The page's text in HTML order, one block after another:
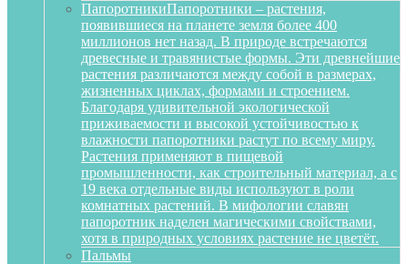
ПапоротникиПапоротники – растения,
появившиеся на планете земля более 400
миллионов нет назад. В природе встречаются
древесные и травянистые формы. Эти древнейшие
растения различаются между собой в размерах,
жизненных циклах, формами и строением.
Благодаря удивительной экологической
приживаемости и высокой устойчивостью к
влажности папоротники растут по всему миру.
Растения применяют в пищевой
промышленности, как строительный материал, а с
19 века отдельные виды используют в роли
комнатных растений. В мифологии славян
папоротник наделен магическими свойствами,
хотя в природных условиях растение не цветёт.
Пальмы